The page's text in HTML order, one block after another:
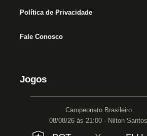
Política de Privacidade
Fale Conosco
Jogos
Campeonato Brasileiro
08/08/26 às 21:00 - Nilton Santos